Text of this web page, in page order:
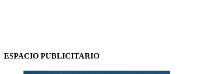
ESPACIO PUBLICITARIO